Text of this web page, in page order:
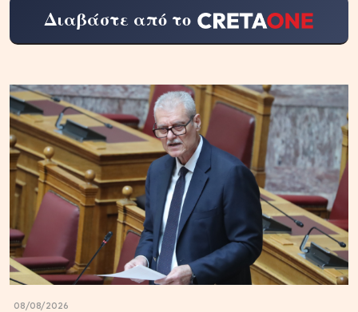
Διαβάστε από το
08/08/2026